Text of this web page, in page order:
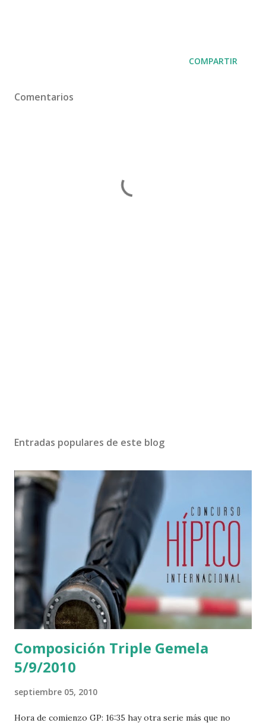
COMPARTIR
Comentarios
Entradas populares de este blog
Composición Triple Gemela
5/9/2010
septiembre 05, 2010
Hora de comienzo GP: 16:35 hay otra serie más que no